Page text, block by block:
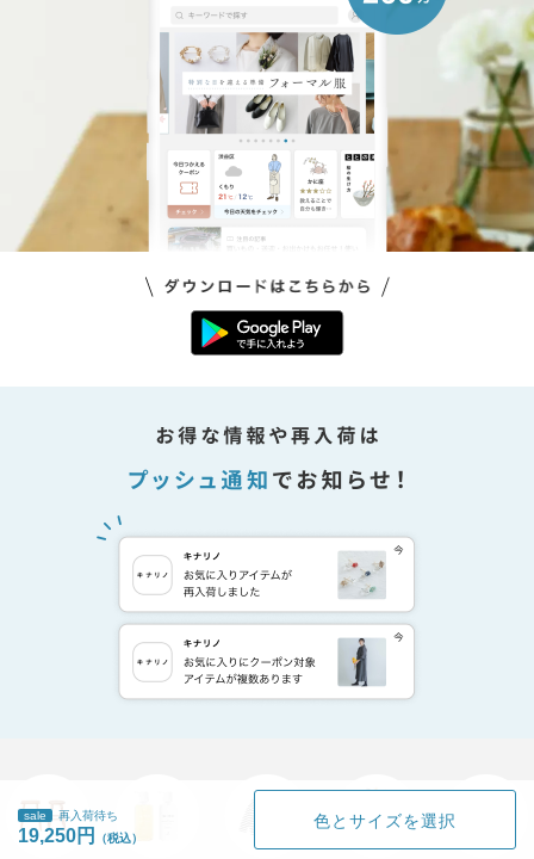
sale 再入荷待ち
19,250円
色とサイズを選択